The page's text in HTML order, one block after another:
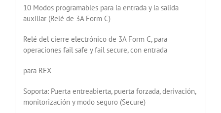
10 Modos programables para la entrada y la salida
auxiliar (Relé de 3A Form C)
Relé del cierre electrónico de 3A Form C, para
operaciones fail safe y fail secure, con entrada
para REX
Soporta: Puerta entreabierta, puerta forzada, derivación,
monitorización y modo seguro (Secure)